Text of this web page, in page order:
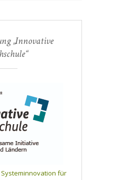
„Innovative
Systeminnovation für